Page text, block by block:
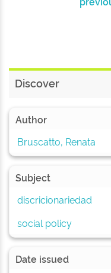
Discover
Author
Bruscatto, Renata
Subject
discricionariedad
social policy
Date issued